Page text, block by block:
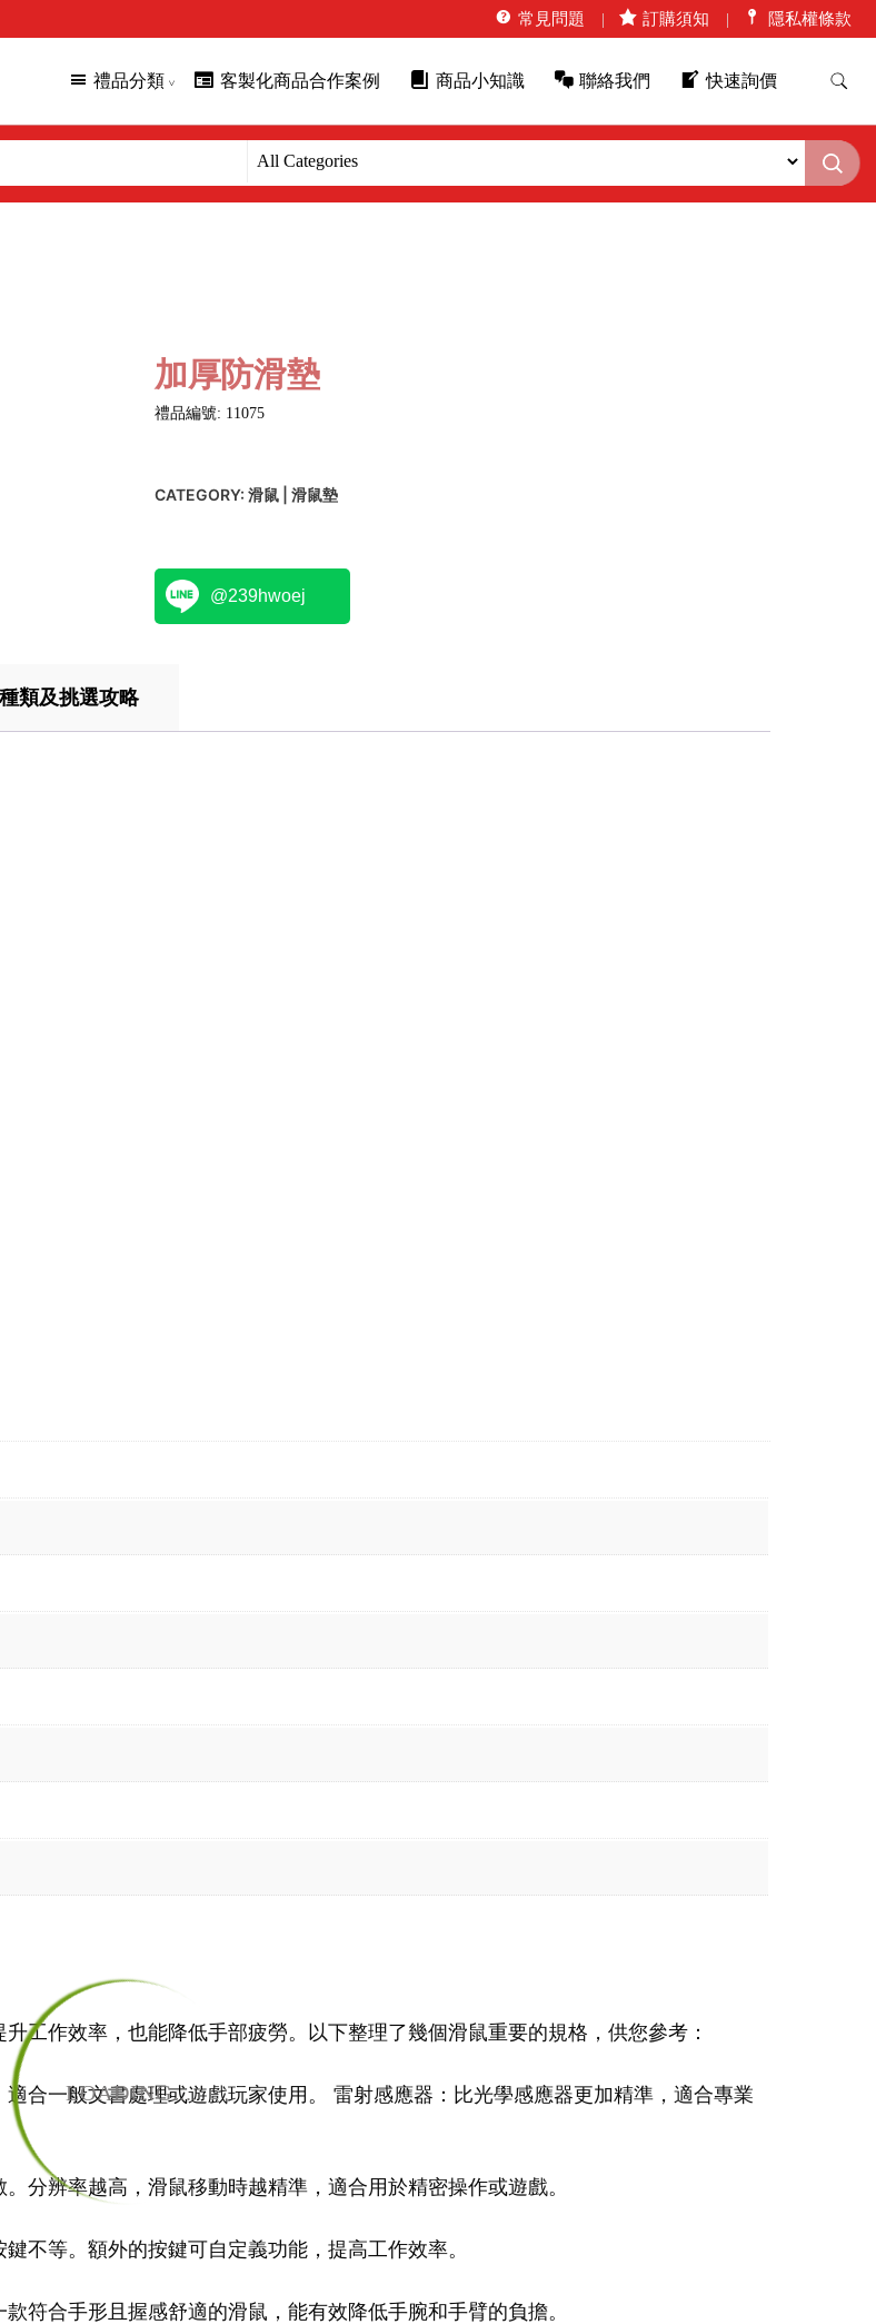
常見問題 訂購須知 隱私權條款
禮品分類 客製化商品合作案例 商品小知識 聯絡我們 快速詢價
LOADING...
加厚防滑墊
禮品編號: 11075
CATEGORY:滑鼠 | 滑鼠墊
@239hwoej
類及挑選攻略
工作效率，也能降低手部疲勞。以下整理了幾個滑鼠重要的規格，供您參考：
合一般文書處理或遊戲玩家使用。 雷射感應器：比光學感應器更加精準，適合專業
分辨率越高，滑鼠移動時越精準，適合用於精密操作或遊戲。
不等。額外的按鍵可自定義功能，提高工作效率。
符合手形且握感舒適的滑鼠，能有效降低手腕和手臂的負擔。